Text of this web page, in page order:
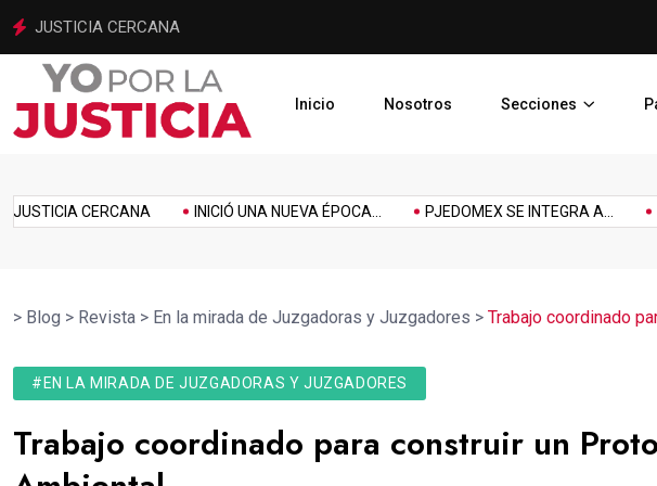
INICIÓ UNA NUEVA ÉPOCA PARA LA JUSTICIA MEXIQUENSE
Inicio Nosotros Secciones
CERCANA INICIÓ UNA NUEVA ÉPOCA... PJEDOMEX SE INTEGRA A...
Homenaje Inclusión Innovación Link Music Politics
Reforma
laboral
Reto
> Blog > Revista > En la mirada de Juzgadoras y Juzgadores > Trabajo coordinado
#EN LA MIRADA DE JUZGADORAS Y JUZGADORES
Trabajo coordinado para construir un